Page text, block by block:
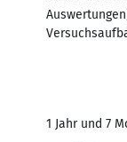
1 Jahr und 7